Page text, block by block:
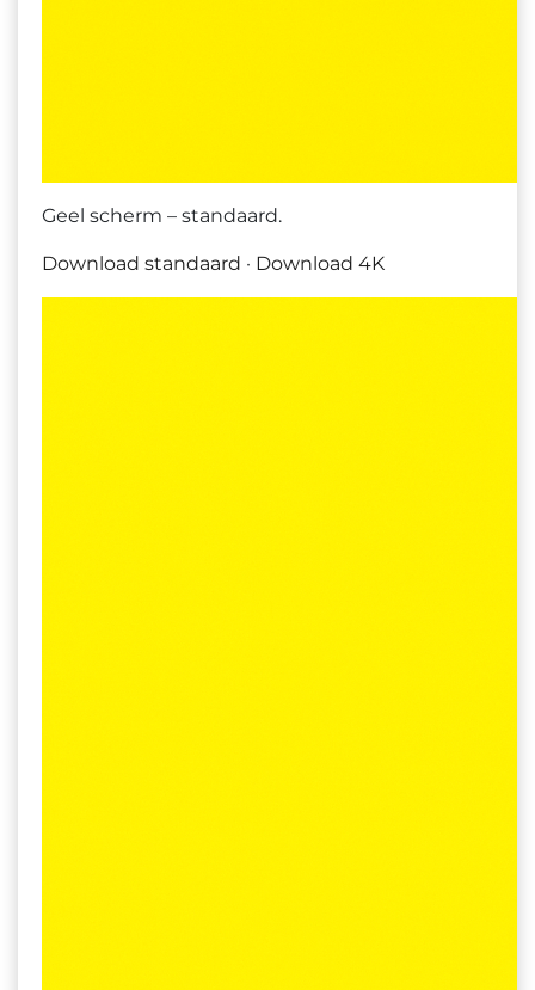
Geel scherm – standaard.
Download standaard · Download 4K